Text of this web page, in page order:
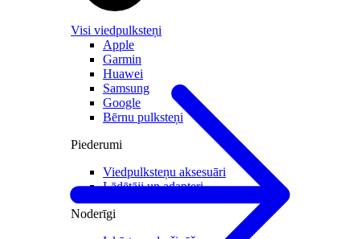
Visi viedpulksteņi
Apple
Garmin
Huawei
Samsung
Google
Bērnu pulksteņi
Piederumi
Viedpulksteņu aksesuāri
Lādētāji un adapteri
Noderīgi